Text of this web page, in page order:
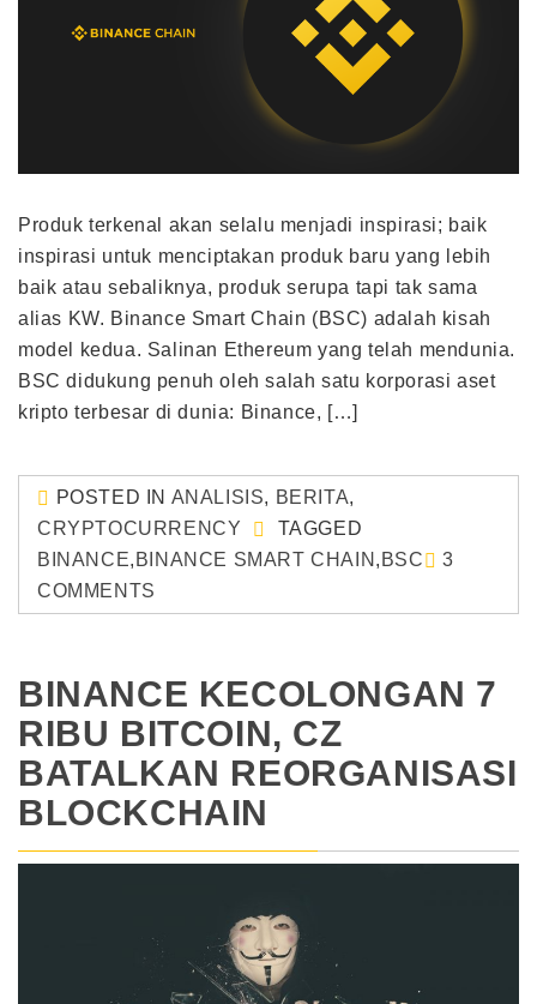
Produk terkenal akan selalu menjadi inspirasi; baik
inspirasi untuk menciptakan produk baru yang lebih
baik atau sebaliknya, produk serupa tapi tak sama
alias KW. Binance Smart Chain (BSC) adalah kisah
model kedua. Salinan Ethereum yang telah mendunia.
BSC didukung penuh oleh salah satu korporasi aset
kripto terbesar di dunia: Binance, […]
POSTED IN ANALISIS, BERITA,
CRYPTOCURRENCY
TAGGED
BINANCE, BINANCE SMART CHAIN , BSC
3
COMMENTS
BINANCE KECOLONGAN 7
RIBU BITCOIN, CZ
BATALKAN REORGANISASI
BLOCKCHAIN